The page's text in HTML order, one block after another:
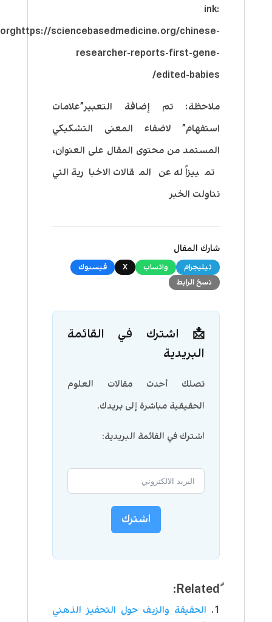
ink:
sciencebasedmedicine.org/chinese-
researcher-reports-first-gene-
edited-babies/
ملاحظة: تم إضافة التعبير”علامات
استفهام” لاضفاء المعنى التشكيكي
المستمد من محتوى المقال على العنوان،
تمييزاً له عن المقالات الاخبارية التي
تناولت الخبر
شارك المقال
تيليجرام واتساب X
فيسبوك
نسخ الرابط
📩 اشترك في القائمة
البريدية
تصلك أحدث مقالات العلوم
الحقيقية مباشرة إلى بريدك.
اشترك في القائمة البريدية:
اشترك
ٌRelated:
الحقيقة والزيف حول التحفيز الذهني